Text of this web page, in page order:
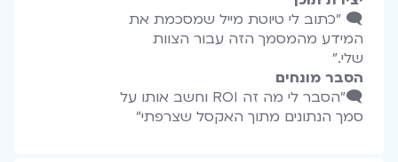
🗨️ "כתוב לי טיוטת מייל שמסכמת את
המידע מהמסמך הזה עבור הצוות
שלי."
הסבר מונחים
🗨️"הסבר לי מה זה ROI וחשב אותו על
סמך הנתונים מתוך האקסל שצרפתי"